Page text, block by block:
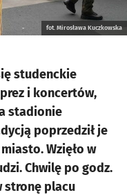
fot. Mirosława Kuczkowska
studenckie
i koncertów,
stadionie
poprzedził je
Wzięło w
Chwilę po godz.
stronę placu